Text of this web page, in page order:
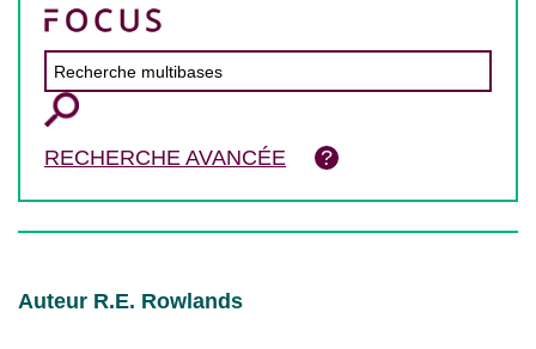
RECHERCHE AVANCÉE
Auteur R.E. Rowlands